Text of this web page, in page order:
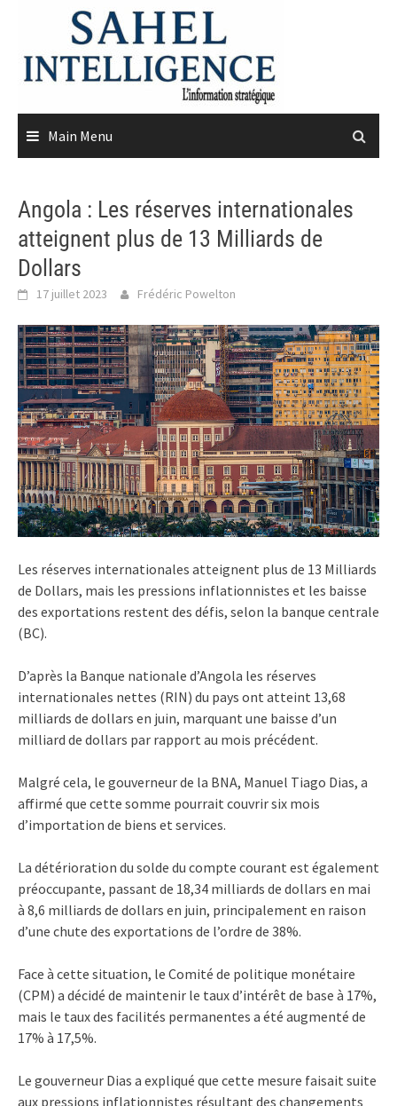
content
Main Menu
Angola : Les réserves internationales
atteignent plus de 13 Milliards de
Dollars
17 juillet 2023 Frédéric Powelton
Les réserves internationales atteignent plus de 13 Milliards
de Dollars, mais les pressions inflationnistes et les baisse
des exportations restent des défis, selon la banque centrale
(BC).
D’après la Banque nationale d’Angola les réserves
internationales nettes (RIN) du pays ont atteint 13,68
milliards de dollars en juin, marquant une baisse d’un
milliard de dollars par rapport au mois précédent.
Malgré cela, le gouverneur de la BNA, Manuel Tiago Dias, a
affirmé que cette somme pourrait couvrir six mois
d’importation de biens et services.
La détérioration du solde du compte courant est également
préoccupante, passant de 18,34 milliards de dollars en mai
à 8,6 milliards de dollars en juin, principalement en raison
d’une chute des exportations de l’ordre de 38%.
Face à cette situation, le Comité de politique monétaire
(CPM) a décidé de maintenir le taux d’intérêt de base à 17%,
mais le taux des facilités permanentes a été augmenté de
17% à 17,5%.
Le gouverneur Dias a expliqué que cette mesure faisait suite
aux pressions inflationnistes résultant des changements